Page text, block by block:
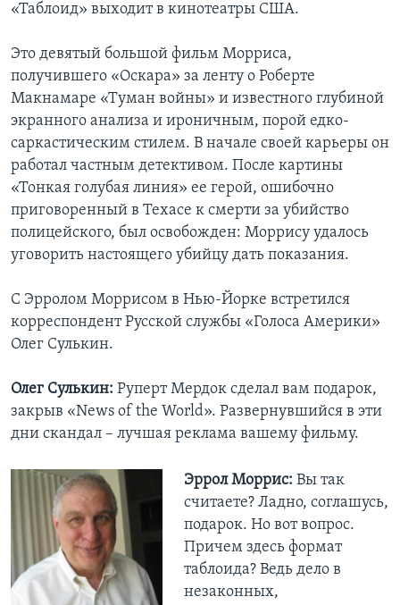
«Таблоид» выходит в кинотеатры США.
Это девятый большой фильм Морриса,
получившего «Оскара» за ленту о Роберте
Макнамаре «Туман войны» и известного глубиной
экранного анализа и ироничным, порой едко-
саркастическим стилем. В начале своей карьеры он
работал частным детективом. После картины
«Тонкая голубая линия» ее герой, ошибочно
приговоренный в Техасе к смерти за убийство
полицейского, был освобожден: Моррису удалось
уговорить настоящего убийцу дать показания.
С Эрролом Моррисом в Нью-Йорке встретился
корреспондент Русской службы «Голоса Америки»
Олег Сулькин.
Олег Сулькин: Руперт Мердок сделал вам подарок,
закрыв «News of the World». Развернувшийся в эти
дни скандал – лучшая реклама вашему фильму.
Эррол Моррис: Вы так
считаете? Ладно, соглашусь,
подарок. Но вот вопрос.
Причем здесь формат
таблоида? Ведь дело в
незаконных,